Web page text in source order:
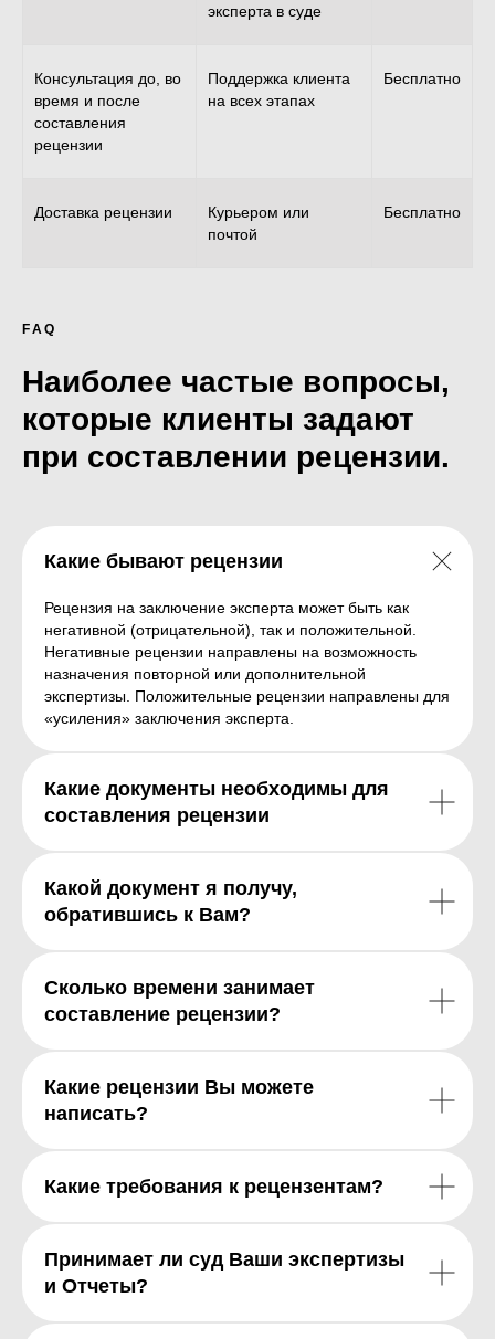
эксперта в суде
Консультация до, во
время и после
составления
рецензии
Поддержка клиента
на всех этапах
Бесплатно
Доставка рецензии
Курьером или
почтой
Бесплатно
FAQ
Наиболее частые вопросы,
которые клиенты задают
при составлении рецензии.
Какие бывают рецензии
Рецензия на заключение эксперта может быть как
негативной (отрицательной), так и положительной.
Негативные рецензии направлены на возможность
назначения повторной или дополнительной
экспертизы. Положительные рецензии направлены для
«усиления» заключения эксперта.
Какие документы необходимы для
составления рецензии
Какой документ я получу,
обратившись к Вам?
Сколько времени занимает
составление рецензии?
Какие рецензии Вы можете
написать?
Какие требования к рецензентам?
Принимает ли суд Ваши экспертизы
и Отчеты?